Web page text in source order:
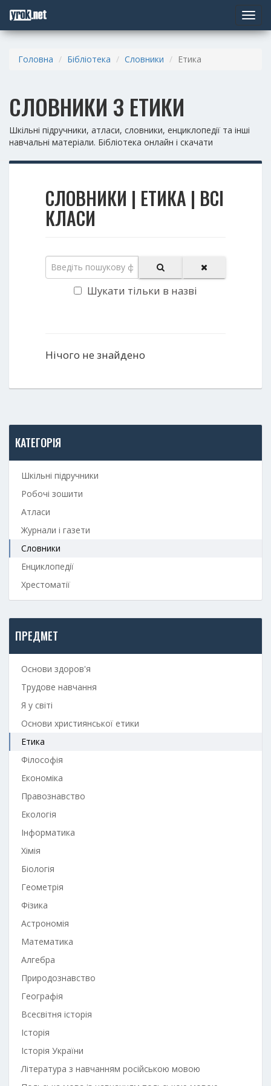
Toggle
Головна Бібліотека Словники Етика
СЛОВНИКИ З ЕТИКИ
Шкільні підручники, атласи, словники, енциклопедії та інші
навчальні матеріали. Бібліотека онлайн і скачати
СЛОВНИКИ | ЕТИКА | ВСІ
КЛАСИ
Шукати тільки в назві
Нічого не знайдено
КАТЕГОРІЯ
Шкільні підручники
Робочі зошити
Атласи
Журнали і газети
Словники
Енциклопедії
Хрестоматії
ПРЕДМЕТ
Основи здоров'я
Трудове навчання
Я у світі
Основи християнської етики
Етика
Філософія
Економіка
Правознавство
Екологія
Інформатика
Хімія
Біологія
Геометрія
Фізика
Астрономія
Математика
Алгебра
Природознавство
Географія
Всесвітня історія
Історія
Історія України
Література з навчанням російською мовою